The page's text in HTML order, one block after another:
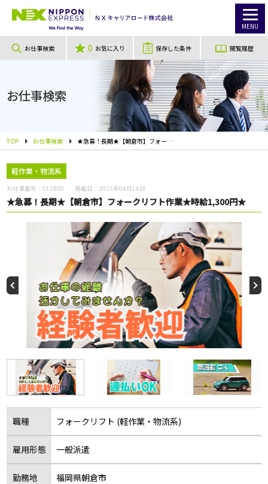
MENU
お仕事検索 0 お気に入り 保存した条件 閲覧履歴
お仕事検索
TOP お仕事検索 ★急募！長期★【朝倉市】フォークリフト作業★時給1,300円★
軽作業・物流系
お仕事番号：011800 掲載日： 2025年04月14日
★急募！長期★【朝倉市】フォークリフト作業★時給1,300円★
職種 フォークリフト (軽作業・物流系)
雇用形態 一般派遣
勤務地 福岡県朝倉市